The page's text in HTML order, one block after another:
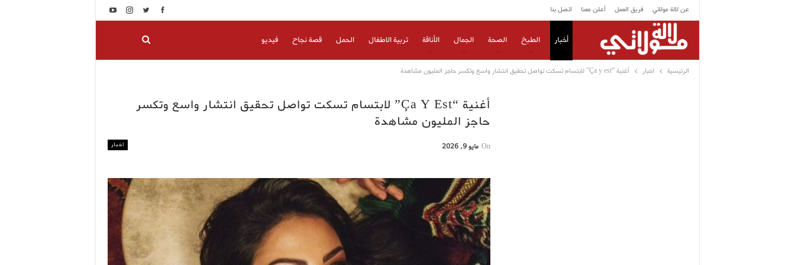
عن لالة مولاتي فريق العمل أعلن معنا اتصل بنا
أخبار الطبخ الصحة الجمال الأناقة تربية الاطفال الحمل قصة نجاح فيديو
الرئيسية اخبار أغنية “Ça y est” لابتسام تسكت تواصل تحقيق انتشار واسع وتكسر حاجز المليون مشاهدة
أغنية “Ça Y Est” لابتسام تسكت تواصل تحقيق انتشار واسع وتكسر
حاجز المليون مشاهدة
اخبار On مايو 9, 2026